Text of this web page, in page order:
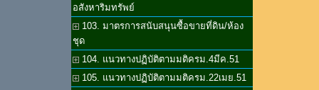
อสังหาริมทรัพย์
103. มาตรการสนับสนุนซื้อขายที่ดิน/ห้อง
ชุด
104. แนวทางปฏิบัติตามมติครม.4มีค.51
105. แนวทางปฏิบัติตามมติครม.22เมย.51